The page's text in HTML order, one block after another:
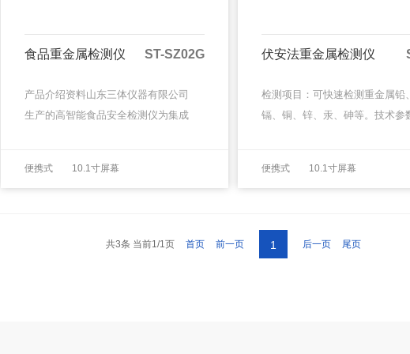
食品重金属检测仪 ST-SZ02G
产品介绍资料山东三体仪器有限公司
生产的高智能食品安全检测仪为集成
种食品安全项目，包含非食用化学···
便携式 10.1寸屏幕
伏安法重金属检测仪
检测项目：可快速检测重金属铅、
镉、铜、锌、汞、砷等。技术参
蚀箱体设计，满足车载环境、无
便携式 10.1寸屏幕
共3条 当前1/1页 首页 前一页 1 后一页 尾页